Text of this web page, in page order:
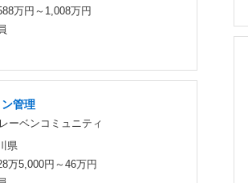
万円～1,008万円
管理
ーベンコミュニティ
県
万5,000円～46万円